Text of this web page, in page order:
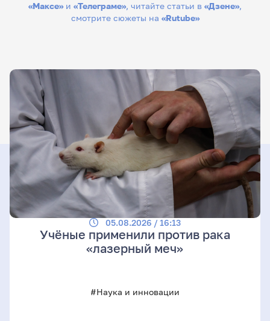
«Максе» и «Телеграме», читайте статьи в «Дзене»,
смотрите сюжеты на «Rutube»
05.08.2026 / 16:13
Учёные применили против рака
«лазерный меч»
#Наука и инновации